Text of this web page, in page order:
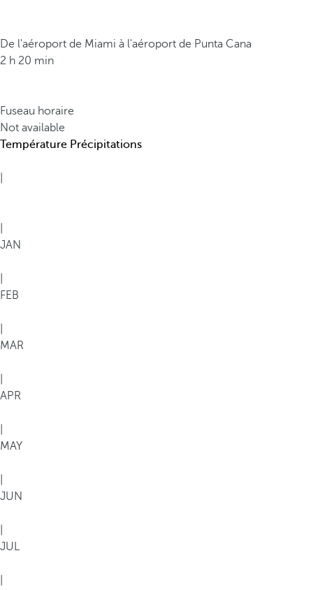
De l'aéroport de Miami à l'aéroport de Punta Cana
2 h 20 min
Fuseau horaire
Not available
Température Précipitations
JAN
FEB
MAR
APR
MAY
JUN
JUL